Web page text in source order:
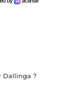
Dallinga ?